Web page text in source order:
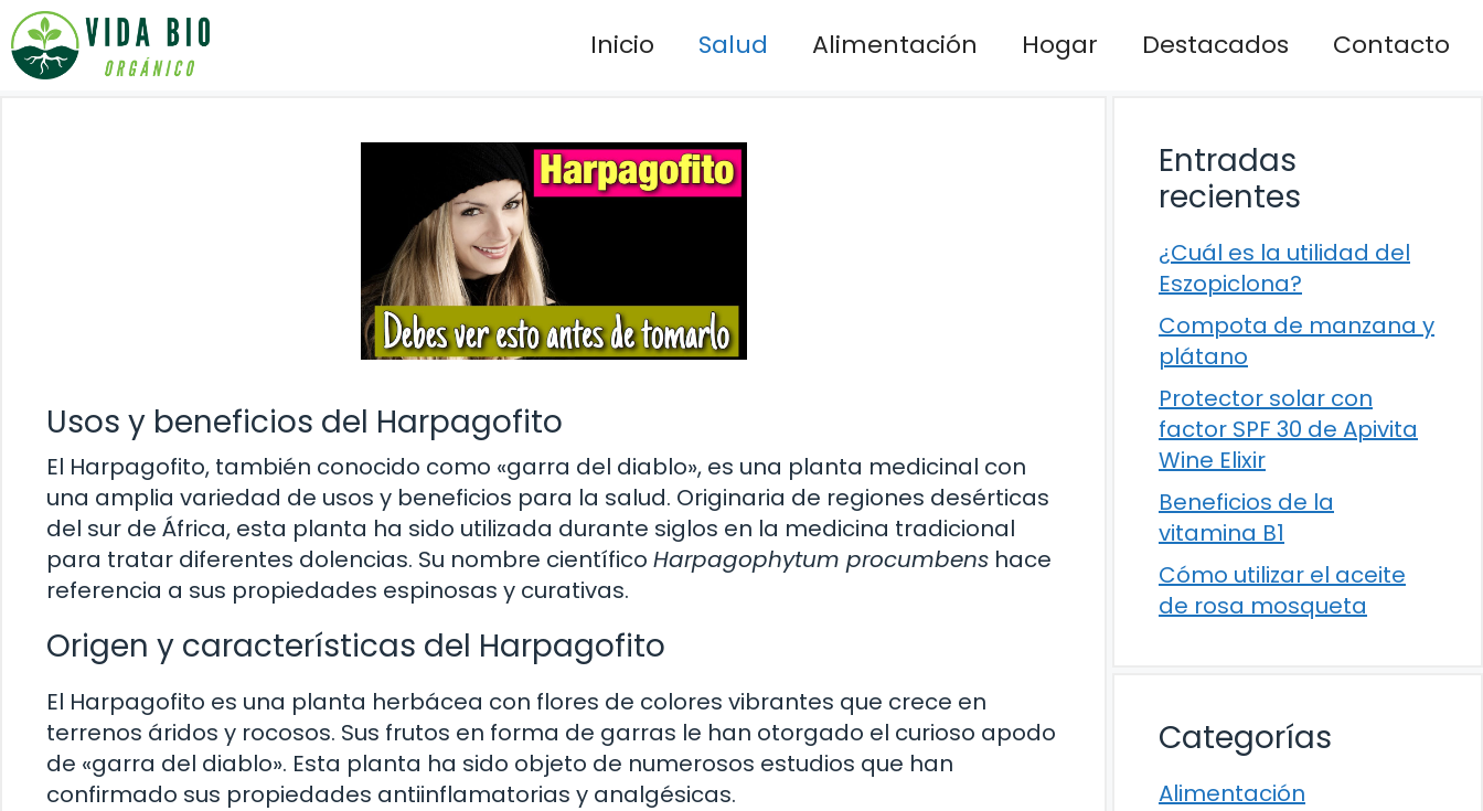
Saltar
al
contenido
Inicio Salud Alimentación Hogar Destacados Contacto
Usos y beneficios del Harpagofito
El Harpagofito, también conocido como «garra del diablo», es una planta medicinal con
una amplia variedad de usos y beneficios para la salud. Originaria de regiones desérticas
del sur de África, esta planta ha sido utilizada durante siglos en la medicina tradicional
para tratar diferentes dolencias. Su nombre científico Harpagophytum procumbens hace
referencia a sus propiedades espinosas y curativas.
Origen y características del Harpagofito
El Harpagofito es una planta herbácea con flores de colores vibrantes que crece en
terrenos áridos y rocosos. Sus frutos en forma de garras le han otorgado el curioso apodo
de «garra del diablo». Esta planta ha sido objeto de numerosos estudios que han
confirmado sus propiedades antiinflamatorias y analgésicas.
Entradas
recientes
¿Cuál es la utilidad del
Eszopiclona?
Compota de manzana y
plátano
Protector solar con
factor SPF 30 de Apivita
Wine Elixir
Beneficios de la
vitamina B1
Cómo utilizar el aceite
de rosa mosqueta
Categorías
Alimentación